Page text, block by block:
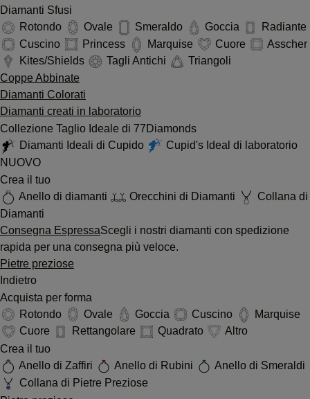
Diamanti Sfusi
Rotondo
Ovale Smeraldo Goccia
Radiante
Cuscino
Princess Marquise Cuore
Asscher
Kites/Shields
Tagli Antichi
Triangoli
Coppe Abbinate
Diamanti Colorati
Diamanti creati in laboratorio
Collezione Taglio Ideale di 77Diamonds
Diamanti Ideali di Cupido
Cupid's Ideal di laboratorio
NUOVO
Crea il tuo
Anello di diamanti
Orecchini di Diamanti
Collana di
Diamanti
Consegna EspressaScegli i nostri diamanti con spedizione
rapida per una consegna più veloce.
Pietre preziose
Indietro
Acquista per forma
Rotondo
Ovale Goccia Cuscino
Marquise
Cuore
Rettangolare Quadrato
Altro
Crea il tuo
Anello di Zaffiri
Anello di Rubini
Anello di Smeraldi
Collana di Pietre Preziose